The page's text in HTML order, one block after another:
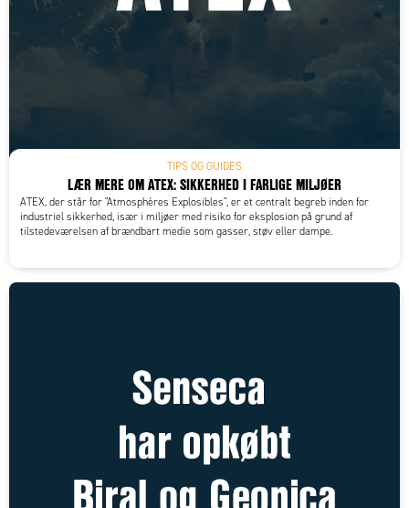
TIPS OG GUIDES
LÆR MERE OM ATEX: SIKKERHED I FARLIGE MILJØER
ATEX, der står for "Atmosphères Explosibles", er et centralt begreb inden for
industriel sikkerhed, især i miljøer med risiko for eksplosion på grund af
tilstedeværelsen af brændbart medie som gasser, støv eller dampe.